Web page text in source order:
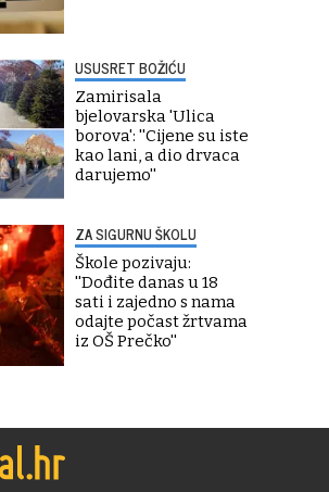
USUSRET BOŽIĆU
Zamirisala
bjelovarska 'Ulica
borova': ''Cijene su iste
kao lani, a dio drvaca
darujemo''
ZA SIGURNU ŠKOLU
Škole pozivaju:
''Dođite danas u 18
sati i zajedno s nama
odajte počast žrtvama
iz OŠ Prečko''